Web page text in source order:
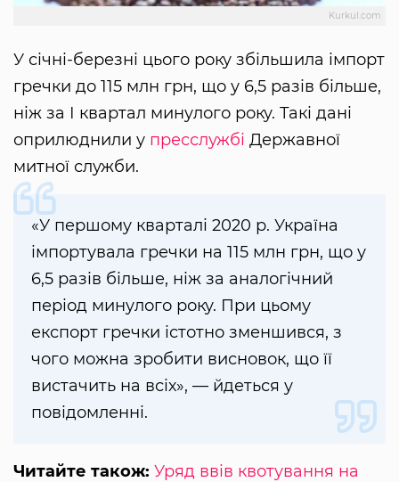
Kurkul.com
У січні-березні цього року збільшила імпорт
гречки до 115 млн грн, що у 6,5 разів більше,
ніж за І квартал минулого року. Такі дані
оприлюднили у пресслужбі Державної
митної служби.
«У першому кварталі 2020 р. Україна
імпортувала гречки на 115 млн грн, що у
6,5 разів більше, ніж за аналогічний
період минулого року. При цьому
експорт гречки істотно зменшився, з
чого можна зробити висновок, що її
вистачить на всіх», — йдеться у
повідомленні.
Читайте також: Уряд ввів квотування на